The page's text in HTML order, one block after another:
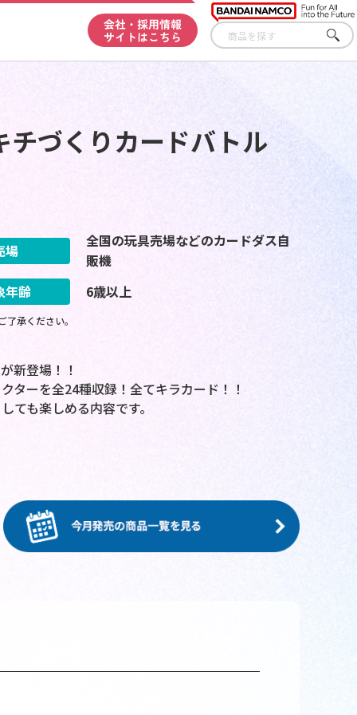
会社・採用情報
サイトはこちら
さが
す
づくりカードバトル
場
全国の玩具売場などのカードダス自
販機
年齢
6歳以上
承ください。
新登場！！
ターを全24種収録！全てキラカード！！
ても楽しめる内容です。